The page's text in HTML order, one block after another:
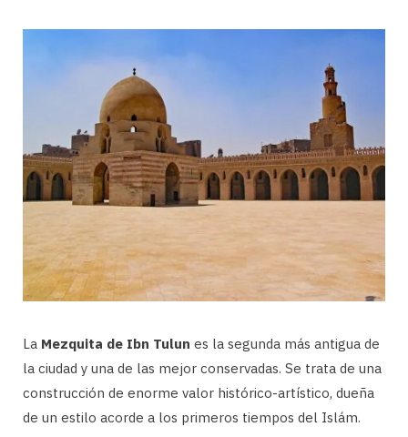
La Mezquita de Ibn Tulun es la segunda más antigua de
la ciudad y una de las mejor conservadas. Se trata de una
construcción de enorme valor histórico-artístico, dueña
de un estilo acorde a los primeros tiempos del Islám.